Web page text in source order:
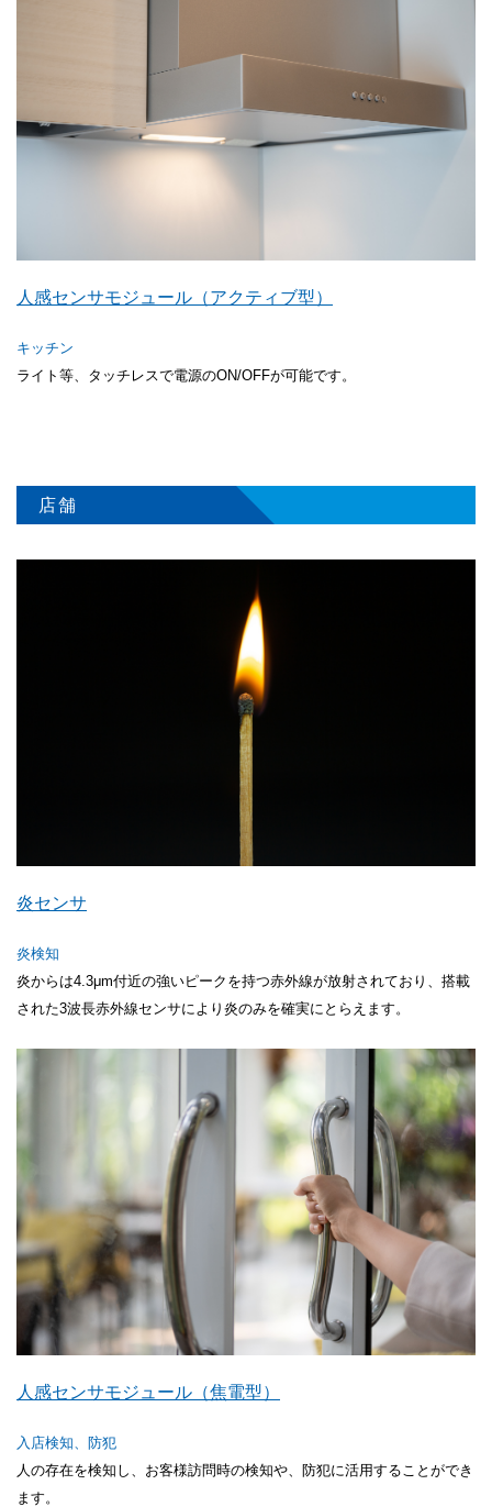
人感センサモジュール（アクティブ型）
キッチン
ライト等、タッチレスで電源のON/OFFが可能です。
店舗
炎センサ
炎検知
炎からは4.3μm付近の強いピークを持つ赤外線が放射されており、搭載
された3波長赤外線センサにより炎のみを確実にとらえます。
人感センサモジュール（焦電型）
入店検知、防犯
人の存在を検知し、お客様訪問時の検知や、防犯に活用することができ
ます。